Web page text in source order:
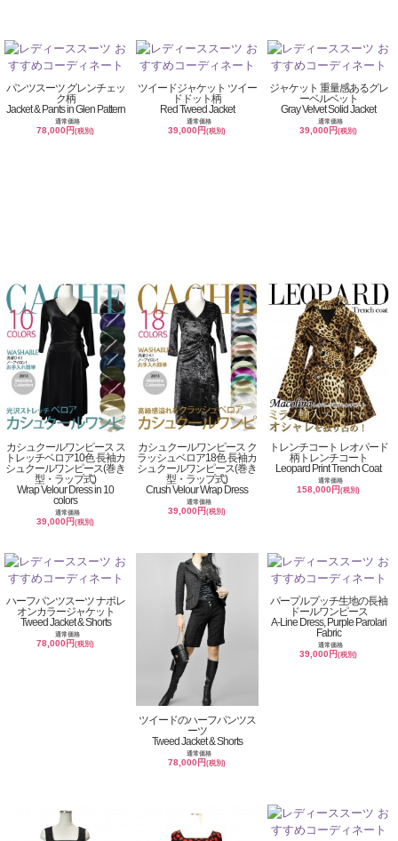
パンツスーツ グレンチェッ
ク柄
Jacket & Pants in Glen Pattern
通常価格
78,000円(税別)
ツイードジャケット ツイー
ドドット柄
Red Tweed Jacket
通常価格
39,000円(税別)
ジャケット 重量感あるグレ
ーベルベット
Gray Velvet Solid Jacket
通常価格
39,000円(税別)
カシュクールワンピース ス
トレッチベロア10色 長袖カ
シュクールワンピース(巻き
型・ラップ式)
Wrap Velour Dress in 10
colors
通常価格
39,000円(税別)
カシュクールワンピース ク
ラッシュベロア18色 長袖カ
シュクールワンピース(巻き
型・ラップ式)
Crush Velour Wrap Dress
通常価格
39,000円(税別)
トレンチコート レオパード
柄トレンチコート
Leopard Print Trench Coat
通常価格
158,000円(税別)
ハーフパンツスーツ ナポレ
オンカラージャケット
Tweed Jacket & Shorts
通常価格
78,000円(税別)
ツイードのハーフパンツス
ーツ
Tweed Jacket & Shorts
通常価格
78,000円(税別)
パープルプッチ生地の長袖
ドールワンピース
A-Line Dress, Purple Parolari
Fabric
通常価格
39,000円(税別)